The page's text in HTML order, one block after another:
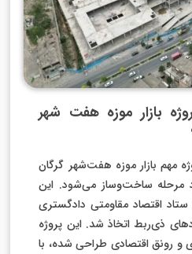
بازار موزه هفت شهر
مهم بازار موزه هفت‌شهر گرگان
مرحله ساخت‌وساز می‌شود. این
اقتصاد مقاومتی دادگستری
ذی‌ربط اتخاذ شد. این پروژه
رونق اقتصادی طراحی شده، با